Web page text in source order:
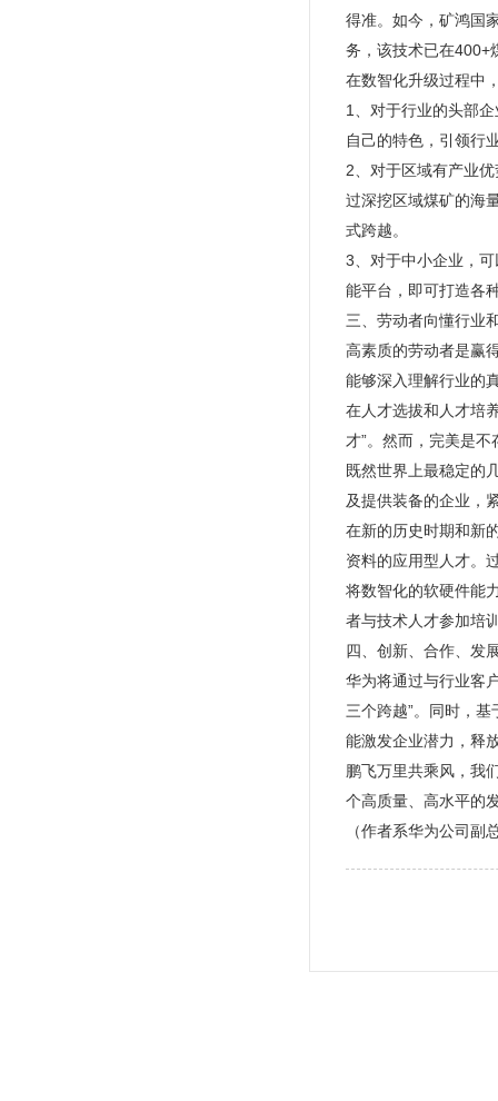
得准。如今，矿鸿国
务，该技术已在400+
在数智化升级过程中
1、对于行业的头部
自己的特色，引领行
2、对于区域有产业
过深挖区域煤矿的海
式跨越。
3、对于中小企业，
能平台，即可打造各
三、劳动者向懂行业
高素质的劳动者是赢
能够深入理解行业的
在人才选拔和人才培
才”。然而，完美是
既然世界上最稳定的
及提供装备的企业，
在新的历史时期和新
资料的应用型人才。
将数智化的软硬件能
者与技术人才参加培
四、创新、合作、发
华为将通过与行业客
三个跨越”。同时，
能激发企业潜力，释
鹏飞万里共乘风，我
个高质量、高水平的
（作者系华为公司副